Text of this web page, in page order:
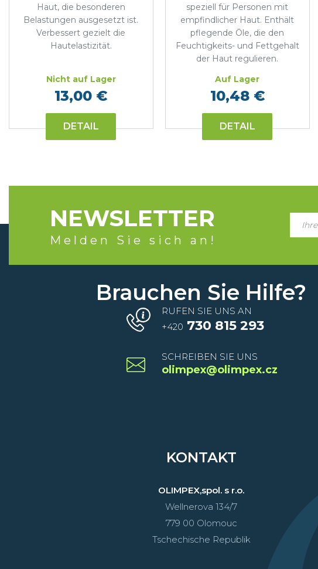
Haut, die besonderen
Belastungen ausgesetzt ist.
Verbessert gezielt die
Hautelastizität.
Nicht auf Lager
13,00 €
DETAIL
speziell für Personen mit
empfindlicher Haut. Enthält
pflegende Öle, die den
Feuchtigkeits- und Fettgehalt
der Haut regulieren.
Auf Lager
10,48 €
DETAIL
NEWSLETTER
Melden Sie sich an!
Brauchen Sie Hilfe?
RUFEN SIE UNS AN
+420 730 815 293
SCHREIBEN SIE UNS
olimpex@olimpex.cz
KONTAKT
OLIMPEX,spol. s r.o.
Wellnerova 134/7
779 00 Olomouc
Tschechische Republik